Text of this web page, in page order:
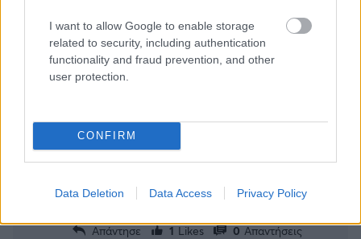
I want to allow Google to enable storage
related to security, including authentication
functionality and fraud prevention, and other
user protection.
CONFIRM
Data Deletion Data Access Privacy Policy
darwin55
seluk
30/06/2025 - 16:13
Όσο για τον Πετρουσεφ θεωρώ ότι έχει γίνει
Απάντησε
1 Likes 0 Απαντήσεις